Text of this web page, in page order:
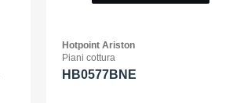
Hotpoint Ariston
Piani cottura
HB0577BNE